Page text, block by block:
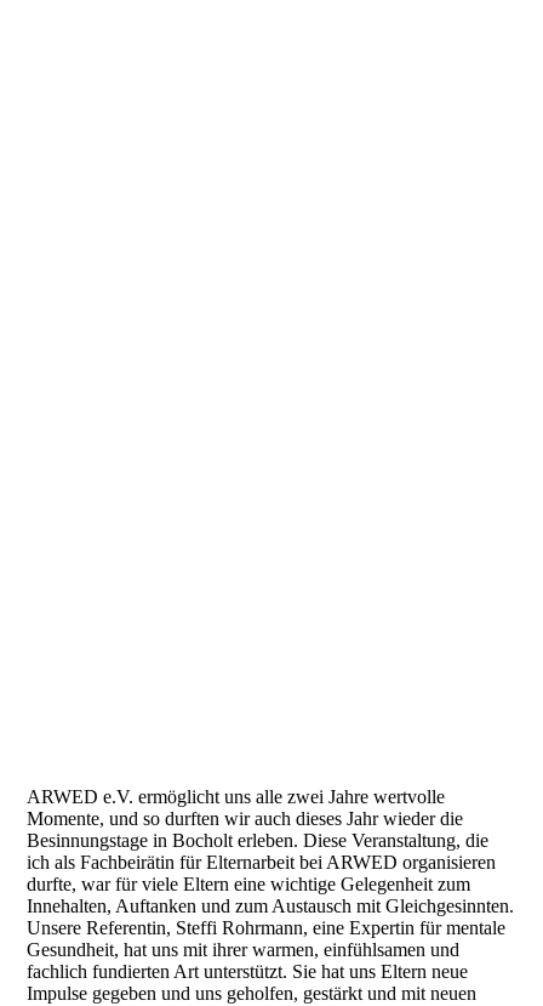
ARWED e.V. ermöglicht uns alle zwei Jahre wertvolle
Momente, und so durften wir auch dieses Jahr wieder die
Besinnungstage in Bocholt erleben. Diese Veranstaltung, die
ich als Fachbeirätin für Elternarbeit bei ARWED organisieren
durfte, war für viele Eltern eine wichtige Gelegenheit zum
Innehalten, Auftanken und zum Austausch mit Gleichgesinnten.
Unsere Referentin, Steffi Rohrmann, eine Expertin für mentale
Gesundheit, hat uns mit ihrer warmen, einfühlsamen und
fachlich fundierten Art unterstützt. Sie hat uns Eltern neue
Impulse gegeben und uns geholfen, gestärkt und mit neuen